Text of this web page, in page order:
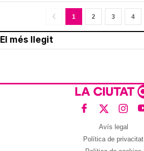
1 2 3 4
El més llegit
Avís legal
Política de privacitat